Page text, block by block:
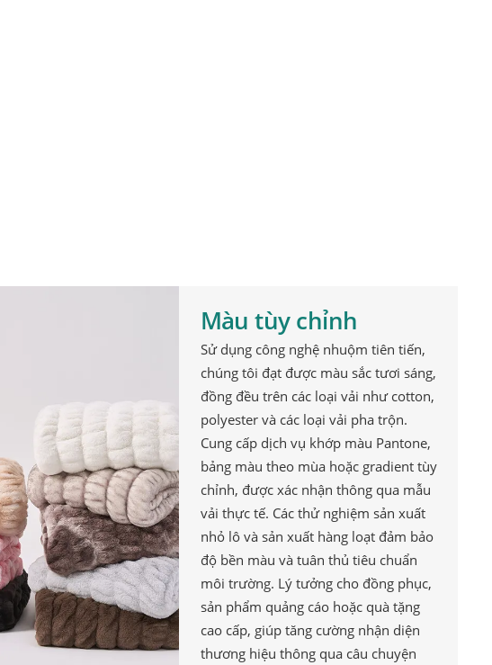
Màu tùy chỉnh
Sử dụng công nghệ nhuộm tiên tiến,
chúng tôi đạt được màu sắc tươi sáng,
đồng đều trên các loại vải như cotton,
polyester và các loại vải pha trộn.
Cung cấp dịch vụ khớp màu Pantone,
bảng màu theo mùa hoặc gradient tùy
chỉnh, được xác nhận thông qua mẫu
vải thực tế. Các thử nghiệm sản xuất
nhỏ lô và sản xuất hàng loạt đảm bảo
độ bền màu và tuân thủ tiêu chuẩn
môi trường. Lý tưởng cho đồng phục,
sản phẩm quảng cáo hoặc quà tặng
cao cấp, giúp tăng cường nhận diện
thương hiệu thông qua câu chuyện